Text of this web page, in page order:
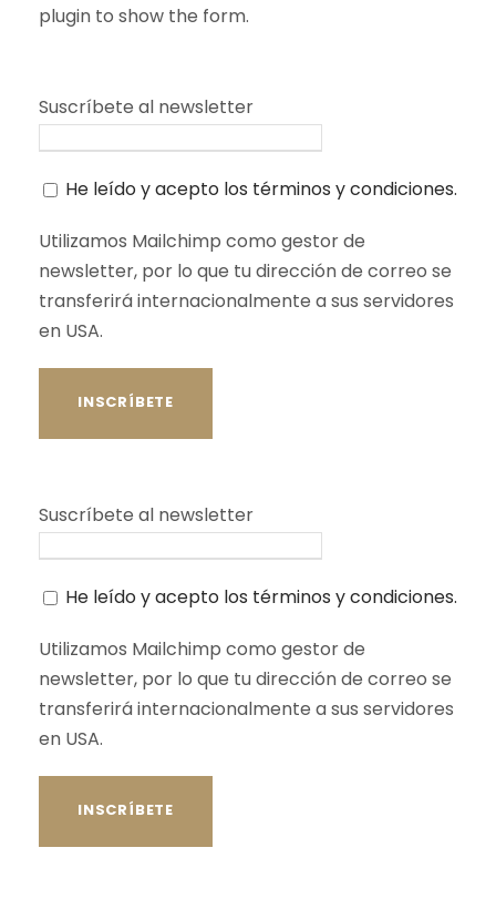
plugin to show the form.
Suscríbete al newsletter
He leído y acepto los términos y condiciones.
Utilizamos Mailchimp como gestor de
newsletter, por lo que tu dirección de correo se
transferirá internacionalmente a sus servidores
en USA.
Suscríbete al newsletter
He leído y acepto los términos y condiciones.
Utilizamos Mailchimp como gestor de
newsletter, por lo que tu dirección de correo se
transferirá internacionalmente a sus servidores
en USA.